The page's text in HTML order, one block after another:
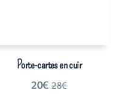
Porte-cartes en cuir
20€ 28€